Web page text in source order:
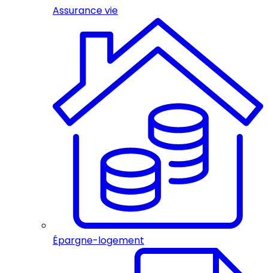
Assurance vie
Épargne-logement